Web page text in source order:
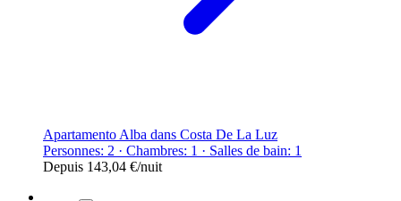
Apartamento Alba dans Costa De La Luz
Personnes: 2 · Chambres: 1 · Salles de bain: 1
Depuis 143,04 €/nuit